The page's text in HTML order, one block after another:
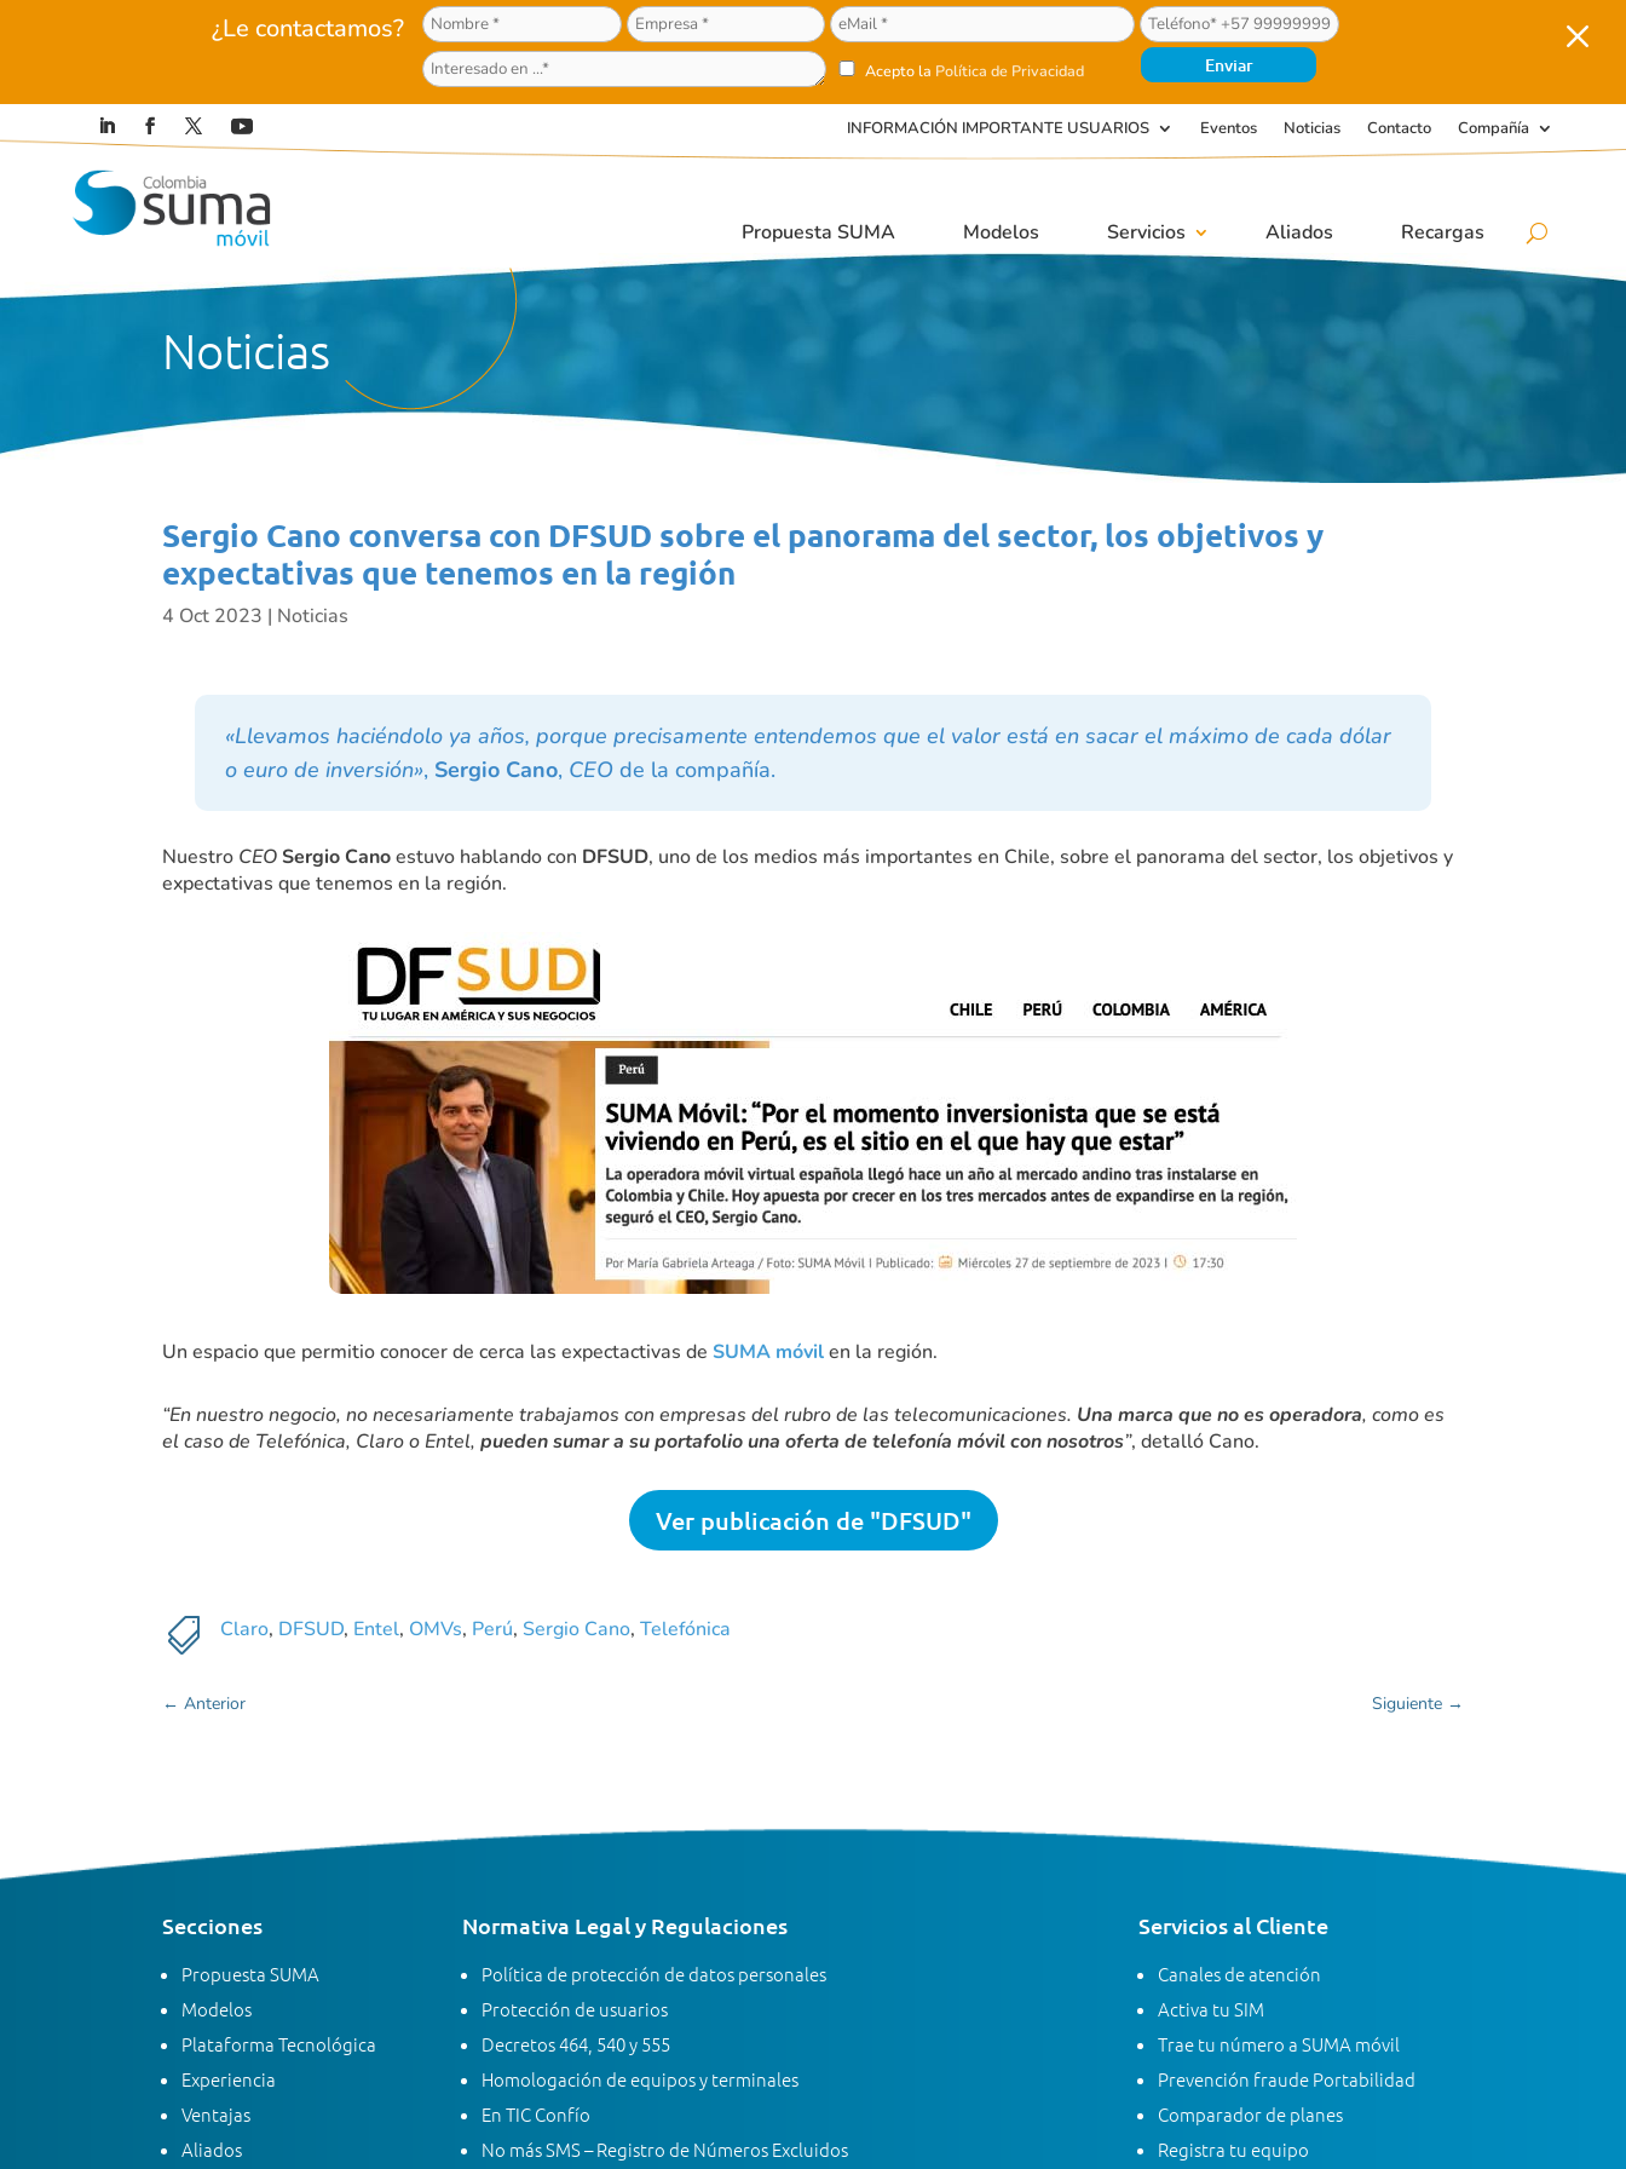
¿Le contactamos?
Acepto la Política de Privacidad
M
INFORMACIÓN IMPORTANTE USUARIOS Eventos Noticias Contacto Compañía
Propuesta SUMA Modelos Servicios Aliados Recargas
Noticias
Sergio Cano conversa con DFSUD sobre el panorama del sector, los objetivos y
expectativas que tenemos en la región
4 Oct 2023 | Noticias
«Llevamos haciéndolo ya años, porque precisamente entendemos que el valor está en sacar el máximo de cada dólar
o euro de inversión», Sergio Cano, CEO de la compañía.
Nuestro CEO Sergio Canoestuvo hablando con DFSUD, uno de los medios más importantes en Chile, sobre el panorama del sector, los objetivos y
expectativas que tenemos en la región.
Un espacio que permitio conocer de cerca las expectactivas deSUMA móvilen la región.
“En nuestro negocio, no necesariamente trabajamos con empresas del rubro de las telecomunicaciones. Una marca que no es operadora, como es
el caso de Telefónica, Claro o Entel,pueden sumar a su portafolio una oferta de telefonía móvil con nosotros”, detalló Cano.
Ver publicación de "DFSUD"
 Claro, DFSUD, Entel, OMVs, Perú, Sergio Cano, Telefónica
←Anterior Siguiente→
Secciones
Propuesta SUMA
Modelos
Plataforma Tecnológica
Experiencia
Ventajas
Aliados
Normativa Legal y Regulaciones
Política de protección de datos personales
Protección de usuarios
Decretos 464, 540 y 555
Homologación de equipos y terminales
En TIC Confío
No más SMS – Registro de Números Excluidos
Servicios al Cliente
Canales de atención
Activa tu SIM
Trae tu número a SUMA móvil
Prevención fraude Portabilidad
Comparador de planes
Registra tu equipo